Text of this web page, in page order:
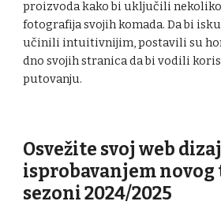
proizvoda kako bi uključili
fotografija svojih komada. Da bi
učinili intuitivnijim, postavili su
dno svojih stranica da bi vodili
putovanju.
Osvežite svoj web
isprobavanjem novog
sezoni 2024/2025